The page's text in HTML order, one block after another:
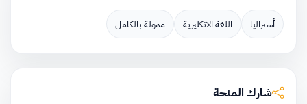
أستراليا اللغة الانكليزية ممولة بالكامل
شارك المنحة